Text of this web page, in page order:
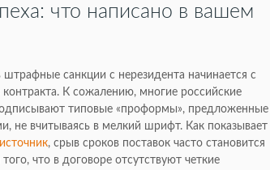
что написано в вашем
санкции с нерезидента начинается с
контракта. К сожалению, многие российские
типовые «проформы», предложенные
не вчитываясь в мелкий шрифт. Как показывает
источник, срыв сроков поставок часто становится
что в договоре отсутствуют четкие